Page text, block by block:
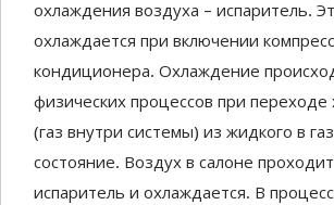
охлаждения воздуха – испаритель.
охлаждается при включении
кондиционера. Охлаждение
физических процессов при переходе
(газ внутри системы) из жидкого в
состояние. Воздух в салоне
испаритель и охлаждается. В